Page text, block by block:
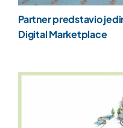
Partner predstavio
Digital Marketplace